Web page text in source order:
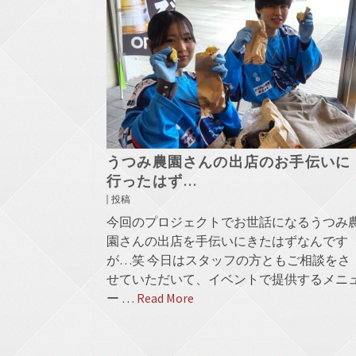
うつみ農園さんの出店のお手伝いに
行ったはず…
投稿
今回のプロジェクトでお世話になるうつみ
園さんの出店を手伝いにきたはずなんです
が…笑 今日はスタッフの方ともご相談をさ
せていただいて、イベントで提供するメニ
ー … Read More